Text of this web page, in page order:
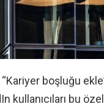
boşluğu
kullanıcıları bu